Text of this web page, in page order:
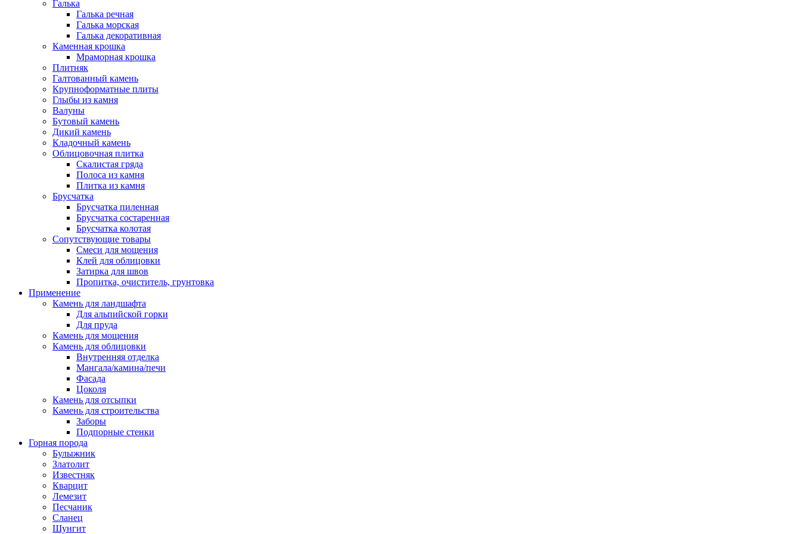
Галька
Галька речная
Галька морская
Галька декоративная
Каменная крошка
Мраморная крошка
Плитняк
Галтованный камень
Крупноформатные плиты
Глыбы из камня
Валуны
Бутовый камень
Дикий камень
Кладочный камень
Облицовочная плитка
Скалистая гряда
Полоса из камня
Плитка из камня
Брусчатка
Брусчатка пиленная
Брусчатка состаренная
Брусчатка колотая
Сопутствующие товары
Смеси для мощения
Клей для облицовки
Затирка для швов
Пропитка, очиститель, грунтовка
Применение
Камень для ландшафта
Для альпийской горки
Для пруда
Камень для мощения
Камень для облицовки
Внутренняя отделка
Мангала/камина/печи
Фасада
Цоколя
Камень для отсыпки
Камень для строительства
Заборы
Подпорные стенки
Горная порода
Булыжник
Златолит
Известняк
Кварцит
Лемезит
Песчаник
Сланец
Шунгит